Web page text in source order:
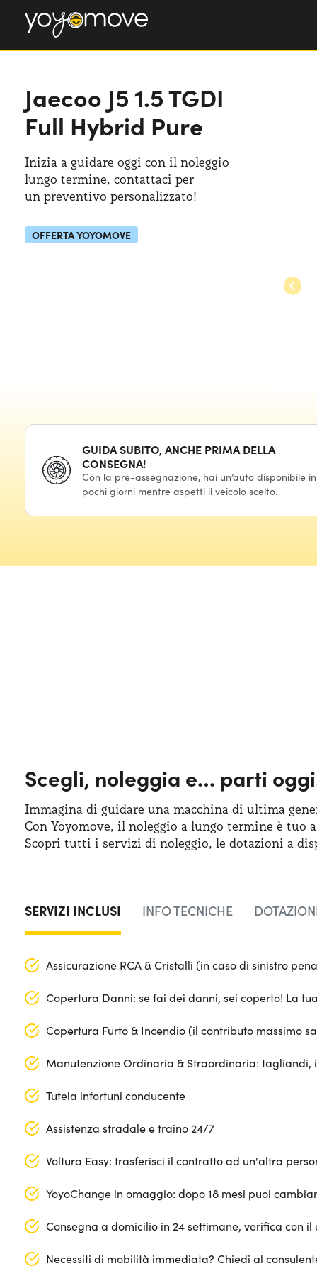
1.5 TGDI Full Hybrid Pure
OFFERTA YOYOMOVE
Jaecoo J51.5 TGDI
Full Hybrid Pure
Inizia a guidare oggi con il noleggio
lungo termine, contattaci per
un preventivo personalizzato!
GUIDA SUBITO, ANCHE PRIMA DELLA
CONSEGNA!
Con la pre-assegnazione, hai un’auto disponibile in
pochi giorni mentre aspetti il veicolo scelto.
Scegli, noleggia e… parti
Immagina di guidare una macchina di ultima
Con Yoyomove, il noleggio a lungo termine è tuo
Scopri tutti i servizi di noleggio, le dotazioni a
SERVIZI INCLUSI INFO TECNICHE
Assicurazione RCA & Cristalli (in caso di sinistro
Copertura Danni: se fai dei danni, sei coperto! La
Copertura Furto & Incendio (il contributo massimo
Manutenzione Ordinaria & Straordinaria: tagliandi,
Tutela infortuni conducente
Assistenza stradale e traino 24/7
Voltura Easy: trasferisci il contratto ad un'altra
YoyoChange in omaggio: dopo 18 mesi puoi
Consegna a domicilio in 24 settimane, verifica con
Necessiti di mobilità immediata? Chiedi al